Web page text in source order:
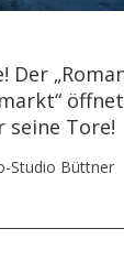
Der
seine Tore!
Studio Büttner